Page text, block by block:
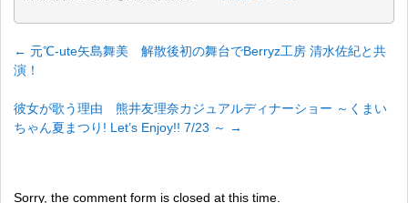
← 元℃-ute矢島舞美 解散後初の舞台でBerryz工房 清水佐紀と共
演！
彼女が歌う理由 熊井友理奈カジュアルディナーショー ～くまい
ちゃん夏まつり! Let’s Enjoy!! 7/23 ～ →
Sorry, the comment form is closed at this time.